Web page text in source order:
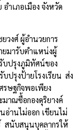
ำเภอเมือง จังหวัด
งศ์ ผู้อำนวยการ
ยมารับตำแหน่งผู้
บปรุงภูมิทัศน์ของ
บปรุงป้ายโรงเรียน ส่ง
รษฐกิจพอเพียง
าณซื้อกองดุริยางค์
านไม่ออก เขียนไม่
สนับสนุนบุคลากรให้